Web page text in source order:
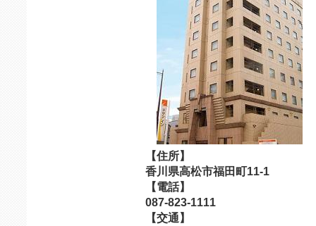
【住所】
香川県高松市福田町11-1
【電話】
087-823-1111
【交通】